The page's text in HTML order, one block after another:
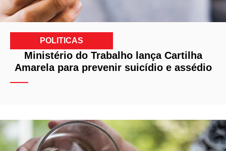
POLITICAS
Ministério do Trabalho lança Cartilha
Amarela para prevenir suicídio e assédio